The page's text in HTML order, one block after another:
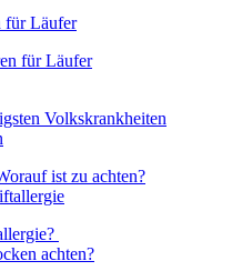
für Läufer
Volkskrankheiten
ist zu achten?